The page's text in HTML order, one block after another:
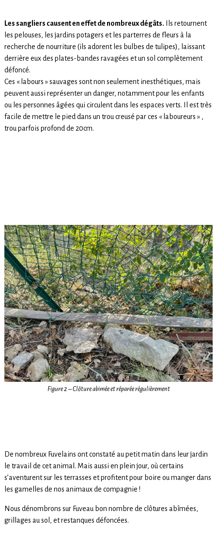
Les sangliers causent en effet de nombreux dégâts. Ils retournent
les pelouses, les jardins potagers et les parterres de fleurs à la
recherche de nourriture (ils adorent les bulbes de tulipes), laissant
derrière eux des plates-bandes ravagées et un sol complètement
défoncé.
Ces « labours » sauvages sont non seulement inesthétiques, mais
peuvent aussi représenter un danger, notamment pour les enfants
ou les personnes âgées qui circulent dans les espaces verts. Il est très
facile de mettre le pied dans un trou creusé par ces « laboureurs » ,
trou parfois profond de 20cm.
Figure 2 – Clôture abimée et réparée régulièrement
De nombreux Fuvelains ont constaté au petit matin dans leur jardin
le travail de cet animal. Mais aussi en plein jour, où certains
s’aventurent sur les terrasses et profitent pour boire ou manger dans
les gamelles de nos animaux de compagnie !
Nous dénombrons sur Fuveau bon nombre de clôtures abîmées,
grillages au sol, et restanques défoncées.